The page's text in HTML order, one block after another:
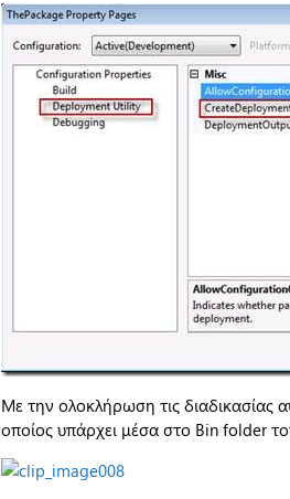
Με την ολοκλήρωση τις
οποίος υπάρχει μέσα στο Bin folder